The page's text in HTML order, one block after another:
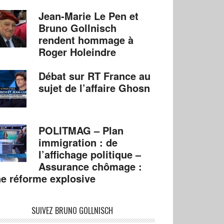
Jean-Marie Le Pen et
Bruno Gollnisch
rendent hommage à
Roger Holeindre
Débat sur RT France au
sujet de l’affaire Ghosn
POLITMAG – Plan
immigration : de
l’affichage politique –
Assurance chômage :
réforme explosive
SUIVEZ BRUNO GOLLNISCH